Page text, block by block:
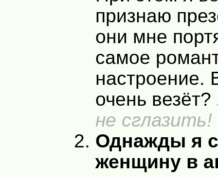
признаю
они мне
самое
настроение.
очень везёт?
не сглазить!
Однажды я
женщину в